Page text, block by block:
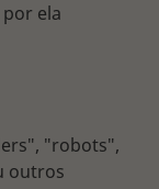
ela
"robots",
outros